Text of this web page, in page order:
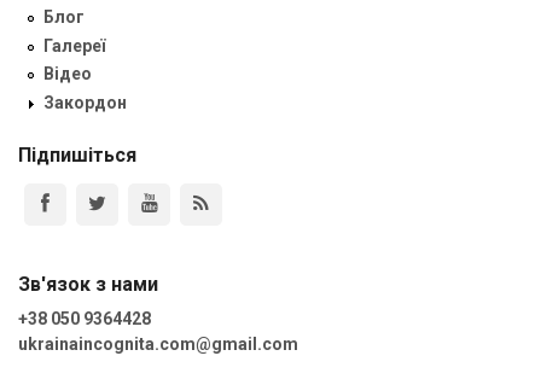
Блог
Галереї
Відео
Закордон
Підпишіться
Зв'язок з нами
+38 050 9364428
ukrainaincognita.com@gmail.com